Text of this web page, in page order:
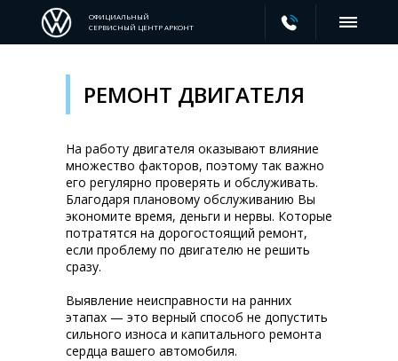
ОФИЦИАЛЬНЫЙ
СЕРВИСНЫЙ ЦЕНТР АРКОНТ
РЕМОНТ ДВИГАТЕЛЯ
На работу двигателя оказывают влияние
множество факторов, поэтому так важно
его регулярно проверять и обслуживать.
Благодаря плановому обслуживанию Вы
экономите время, деньги и нервы. Которые
потратятся на дорогостоящий ремонт,
если проблему по двигателю не решить
сразу.
Выявление неисправности на ранних
этапах — это верный способ не допустить
сильного износа и капитального ремонта
сердца вашего автомобиля.